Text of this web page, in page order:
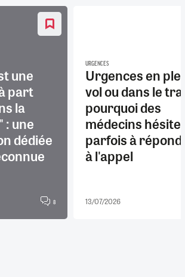
une
part
la
: une
dédiée
8
URGENCES
Urgences en
vol ou dans le
pourquoi des
médecins
parfois à
à l'appel
13/07/2026